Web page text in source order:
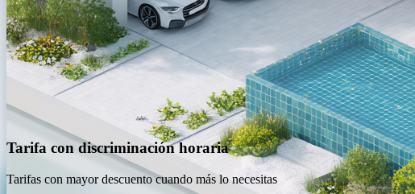
Tarifa con discriminación horaria
Tarifas con mayor descuento cuando más lo necesitas